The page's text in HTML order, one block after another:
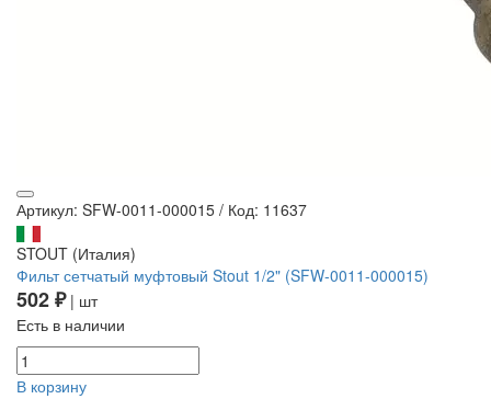
Артикул: SFW-0011-000015 / Код: 11637
STOUT (Италия)
Фильт сетчатый муфтовый Stout 1/2" (SFW-0011-000015)
502 ₽| шт
Есть в наличии
В корзину